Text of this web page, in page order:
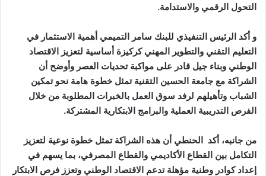
التحول الرقمي والاستدامة.
و أكد الرئيس التنفيذي للبنك سامر التميمي أهمية الاستثمار في
التعليم التقني والتطوير المهني كركيزة أساسية لتعزيز الاقتصاد
الوطني وبناء جيل قادر على مواكبة تحديات العصر وأوضح أن
الشراكة مع جامعة الحسين التقنية تمثل خطوة هامة نحو تمكين
الشباب وتأهيلهم لرفد سوق العمل بالخبرات المطلوبة من خلال
الفرص التدريبية العملية والبرامج الابتكارية المشتركة.
من جانبه، أكد الحنطي أن هذه الشراكة تمثل خطوة نوعية لتعزيز
التكامل بين القطاع الأكاديمي والقطاع المصرفي، بما يسهم في
إعداد كوادر وطنية مؤهلة تدعم الاقتصاد الوطني وتعزز فرص الابتكار